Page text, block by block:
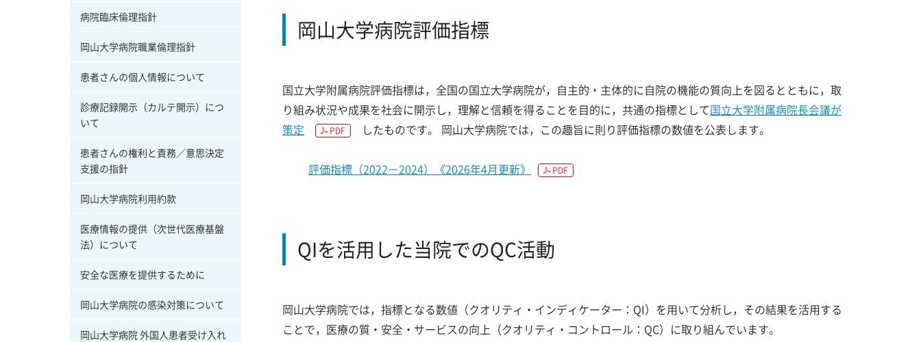
岡山大学病院評価指標
国立大学附属病院評価指標は，全国の国立大学病院が，自主的・主体的に自院の機能の質向上を図るとともに，取
り組み状況や成果を社会に開示し，理解と信頼を得ることを目的に，共通の指標として国立大学附属病院長会議が
策定
PDF したものです。 岡山大学病院では，この趣旨に則り評価指標の数値を公表します。
評価指標（2022－2024）《2026年4月更新》 PDF
QIを活用した当院でのQC活動
岡山大学病院では，指標となる数値（クオリティ・インディケーター：QI）を用いて分析し，その結果を活用する
ことで，医療の質・安全・サービスの向上（クオリティ・コントロール：QC）に取り組んでいます。
病院臨床倫理指針
岡山大学病院職業倫理指針
患者さんの個人情報について
診療記録開示（カルテ開示）につ
いて
患者さんの権利と責務／意思決定
支援の指針
岡山大学病院利用約款
医療情報の提供（次世代医療基盤
法）について
安全な医療を提供するために
岡山大学病院の感染対策について
岡山大学病院 外国人患者受け入れ